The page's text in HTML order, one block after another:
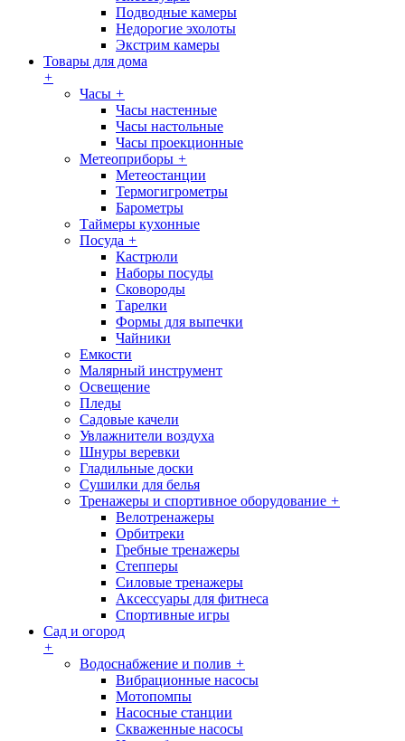
Подводные камеры
Недорогие эхолоты
Экстрим камеры
Товары для дома
+
Часы +
Часы настенные
Часы настольные
Часы проекционные
Метеоприборы +
Метеостанции
Термогигрометры
Барометры
Таймеры кухонные
Посуда +
Кастрюли
Наборы посуды
Сковороды
Тарелки
Формы для выпечки
Чайники
Емкости
Малярный инструмент
Освещение
Пледы
Садовые качели
Увлажнители воздуха
Шнуры веревки
Гладильные доски
Сушилки для белья
Тренажеры и спортивное оборудование +
Велотренажеры
Орбитреки
Гребные тренажеры
Степперы
Силовые тренажеры
Аксессуары для фитнеса
Спортивные игры
Сад и огород
+
Водоснабжение и полив +
Вибрационные насосы
Мотопомпы
Насосные станции
Скваженные насосы